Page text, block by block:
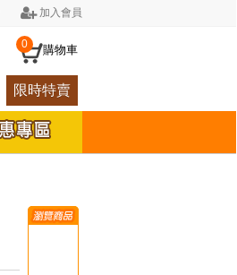
加入會員
0 購物車
限時特賣